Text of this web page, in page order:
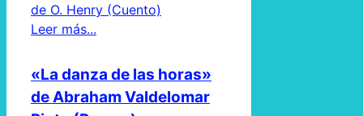
Leer más...
«La danza de las horas»
de Abraham Valdelomar